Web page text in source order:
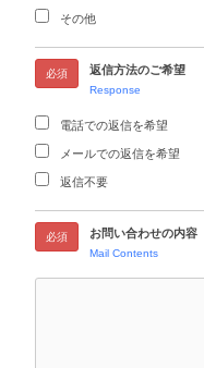
その他
必須 返信方法のご希望
Response
電話での返信を希望
メールでの返信を希望
返信不要
必須 お問い合わせの内容
Mail Contents